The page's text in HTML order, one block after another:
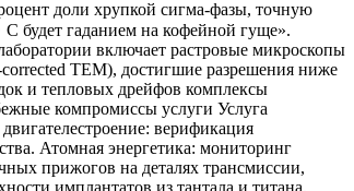
доли хрупкой сигма-фазы, точную
будет гаданием на кофейной гуще».
включает растровые микроскопы
TEM), достигшие разрешения ниже
и тепловых дрейфов комплексы
компромиссы услуги Услуга
верификация
Атомная энергетика: мониторинг
прижогов на деталях трансмиссии,